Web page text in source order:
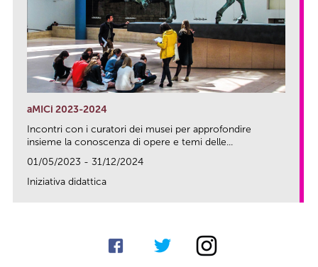
aMICi 2023-2024
Incontri con i curatori dei musei per approfondire
insieme la conoscenza di opere e temi delle...
01/05/2023 - 31/12/2024
Iniziativa didattica